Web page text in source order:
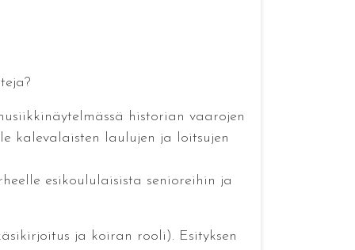
historian vaarojen
kalevalaisten laulujen ja loitsujen
esikoululaisista senioreihin ja
ja koiran rooli). Esityksen